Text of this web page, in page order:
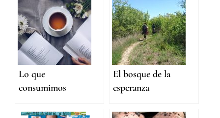
Lo que
consumimos
El bosque de la
esperanza